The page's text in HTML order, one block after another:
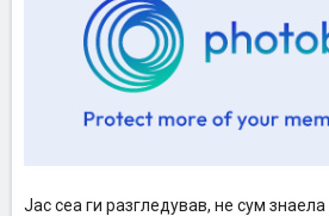
Јас сеа ги разгледував, не сум знаела